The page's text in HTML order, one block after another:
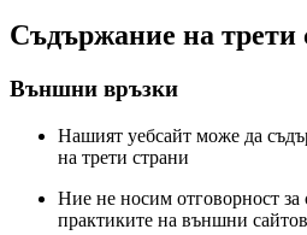
Съдържание на трети
Външни връзки
Нашият уебсайт може да
на трети страни
Ние не носим отговорност
практиките на външни